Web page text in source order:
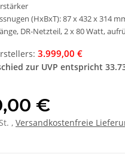
(HxBxT): 87 x 432 x 314
DR-Netzteil, 2 x 80 Watt,
: 3.999,00 €
zur UVP entspricht
€
, Versandkostenfreie